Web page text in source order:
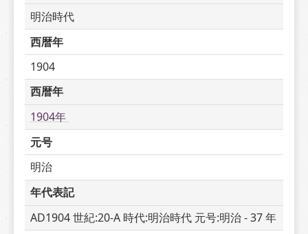
明治時代
西暦年
1904
西暦年
1904年
元号
明治
年代表記
AD1904 世紀:20-A 時代:明治時代 元号:明治 - 37 年